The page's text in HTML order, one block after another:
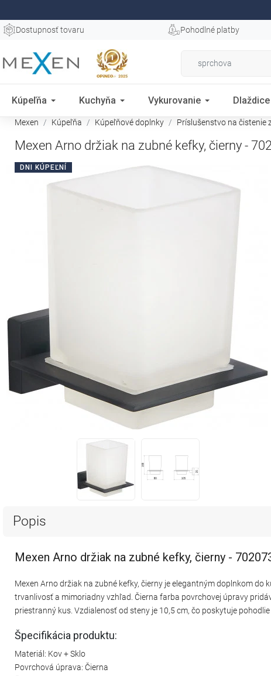
Dostupnosť tovaru Pohodlné platby
Kúpeľňa Kuchyňa Vykurovanie Dlaždice
Mexen Kúpeľňa Kúpeľňové doplnky Príslušenstvo na čistenie
Mexen Arno držiak na zubné kefky, čierny -
DNI KÚPEĽNÍ
Popis
Mexen Arno držiak na zubné kefky, čierny -
Mexen Arno držiak na zubné kefky, čierny je elegantným doplnkom
trvanlivosť a mimoriadny vzhľad. Čierna farba povrchovej úpravy
priestranný kus. Vzdialenosť od steny je 10,5 cm, čo poskytuje
Špecifikácia produktu:
Materiál: Kov + Sklo
Povrchová úprava: Čierna